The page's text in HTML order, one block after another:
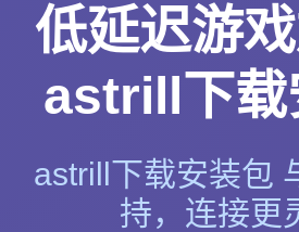
低延迟游
astrill下载
astrill下载安装包
持，连接更